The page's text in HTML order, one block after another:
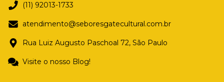
(11) 92013-1733
atendimento@seboresgatecultural.com.br
Rua Luiz Augusto Paschoal 72, São Paulo
Visite o nosso Blog!